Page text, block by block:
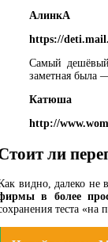
АлинкА
https://
Самый
заметная была
Катюша
http://
ли
видно, далеко не
в более
теста